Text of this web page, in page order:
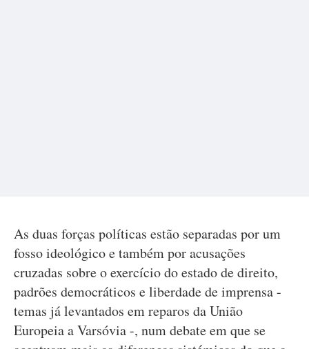
As duas forças políticas estão separadas por um
fosso ideológico e também por acusações
cruzadas sobre o exercício do estado de direito,
padrões democráticos e liberdade de imprensa -
temas já levantados em reparos da União
Europeia a Varsóvia -, num debate em que se